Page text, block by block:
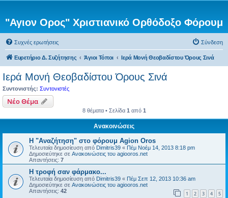
"Αγιον Ορος" Χριστιανικό Ορθόδοξο Φόρουμ
Συχνές ερωτήσεις Σύνδεση
Ευρετήριο Δ. Συζήτησης Άγιοι Τόποι Ιερά Μονή Θεοβαδίστου Όρους Σινά
Ιερά Μονή Θεοβαδίστου Όρους Σινά
Συντονιστής: Συντονιστές
Νέο Θέμα
8 θέματα • Σελίδα 1 από 1
Ανακοινώσεις
Η "Αναζήτηση" στο φόρουμ Agion Oros
Τελευταία δημοσίευση από Dimitris39 « Πέμ Νοέμ 14, 2013 8:18 pm
Δημοσιεύτηκε σε Ανακοινώσεις του agiooros.net
Απαντήσεις: 7
H τροφή σαν φάρμακο...
Τελευταία δημοσίευση από Dimitris39 « Πέμ Σεπ 12, 2013 10:36 am
Δημοσιεύτηκε σε Ανακοινώσεις του agiooros.net
Απαντήσεις: 42 1 2 3 4 5